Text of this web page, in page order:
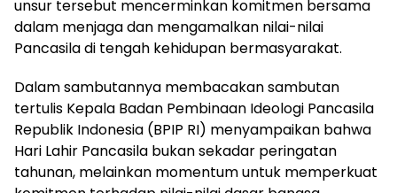
unsur tersebut mencerminkan komitmen bersama
dalam menjaga dan mengamalkan nilai-nilai
Pancasila di tengah kehidupan bermasyarakat.
Dalam sambutannya membacakan sambutan
tertulis Kepala Badan Pembinaan Ideologi Pancasila
Republik Indonesia (BPIP RI) menyampaikan bahwa
Hari Lahir Pancasila bukan sekadar peringatan
tahunan, melainkan momentum untuk memperkuat